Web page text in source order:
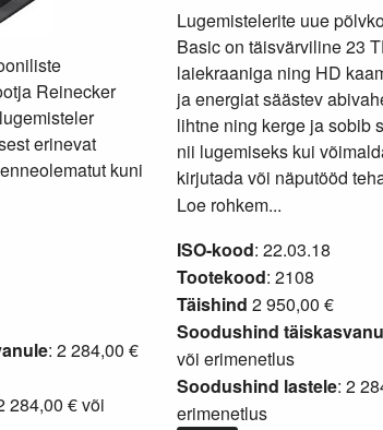
Reinecker
erinevat
kuni
: 2 284,00 €
284,00 € või
Lugemistelerite uue
Basic on täisvärviline 23
laiekraaniga ning HD
ja energiat säästev
lihtne ning kerge ja sobib
nii lugemiseks kui
kirjutada või näputööd
Loe rohkem...
ISO-kood: 22.03.18
Tootekood: 2108
Täishind 2 950,00 €
Soodushind
või erimenetlus
Soodushind lastele: 2
erimenetlus